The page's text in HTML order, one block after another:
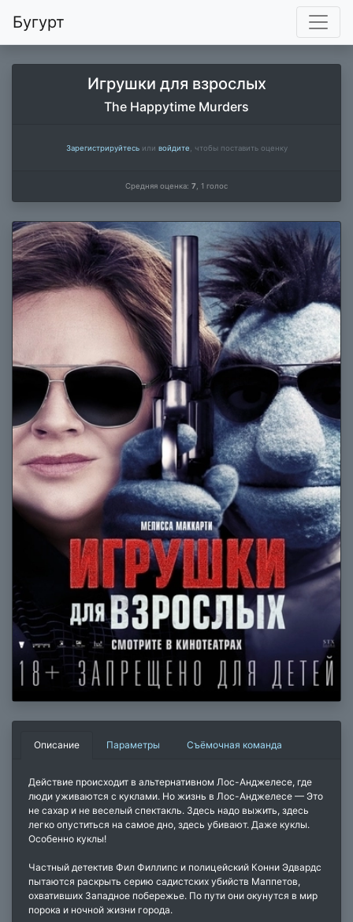
Бугурт
Игрушки для взрослых
The Happytime Murders
Зарегистрируйтесьили войдите , чтобы поставить оценку
Средняя оценка: 7 1 голос
Описание Параметры Съёмочная команда
Действие происходит в альтернативном Лос-Анджелесе, где
люди уживаются с куклами. Но жизнь в Лос-Анджелесе — Это
не сахар и не веселый спектакль. Здесь надо выжить, здесь
легко опуститься на самое дно, здесь убивают. Даже куклы.
Особенно куклы!
Частный детектив Фил Филлипс и полицейский Конни Эдвардс
пытаются раскрыть серию садистских убийств Маппетов,
охвативших Западное побережье. По пути они окунутся в мир
порока и ночной жизни города.